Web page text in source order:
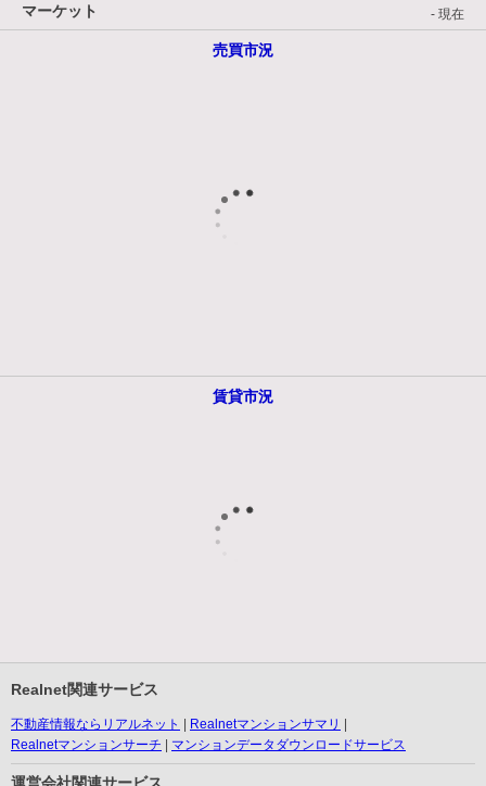
マーケット - 現在
売買市況
賃貸市況
Realnet関連サービス
不動産情報ならリアルネット
Realnetマンションサマリ
Realnetマンションサーチ
マンションデータダウンロードサービス